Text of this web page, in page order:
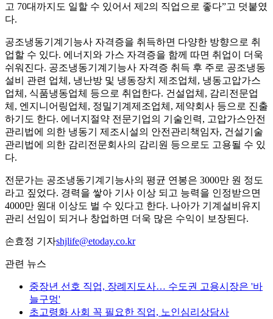
고 70대까지도 일할 수 있어서 제2의 직업으로 좋다”고 덧붙였
다.
공조냉동기계기능사 자격증을 취득하면 다양한 방향으로 취
업할 수 있다. 에너지와 가스 자격증을 함께 따면 취업이 더욱
쉬워진다. 공조냉동기계기능사 자격증 취득 후 주로 공조냉동
설비 관련 업체, 냉난방 및 냉동장치 제조업체, 냉동고압가스
업체, 식품냉동업체 등으로 취업한다. 건설업체, 감리전문업
체, 엔지니어링업체, 정밀기계제조업체, 제약회사 등으로 진출
하기도 한다. 에너지절약 전문기업의 기술인력, 고압가스안전
관리법에 의한 냉동기 제조시설의 안전관리책임자, 건설기술
관리법에 의한 감리전문회사의 감리원 등으로도 고용될 수 있
다.
전문가는 공조냉동기계기능사의 평균 연봉은 3000만 원 정도
라고 짚었다. 경력을 쌓아 기사 이상 되고 능력을 인정받으면
4000만 원대 이상도 벌 수 있다고 한다. 나아가 기계설비유지
관리 선임이 되거나 창업하면 더욱 많은 수익이 보장된다.
손효정 기자shjlife@etoday.co.kr
관련 뉴스
중장년 선호 직업, 장례지도사… 수도권 고용시장은 '바
늘구멍'
초고령화 사회 꼭 필요한 직업, 노인심리상담사